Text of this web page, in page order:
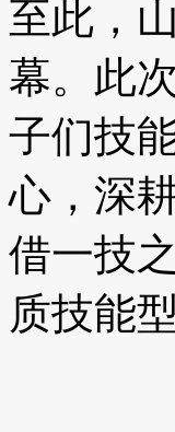
至此，
幕。此
子们技
心，深
借一技
质技能